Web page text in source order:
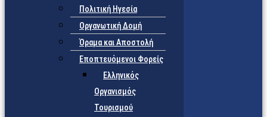
Πολιτική Ηγεσία
Οργανωτική Δομή
Όραμα και Αποστολή
Εποπτευόμενοι Φορείς
Eλληνικός
Οργανισμός
Τουρισμού